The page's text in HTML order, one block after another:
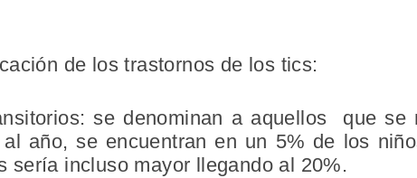
de los trastornos de los tics:
se denominan a aquellos que se
al año, se encuentran en un 5% de los
sería incluso mayor llegando al 20%.